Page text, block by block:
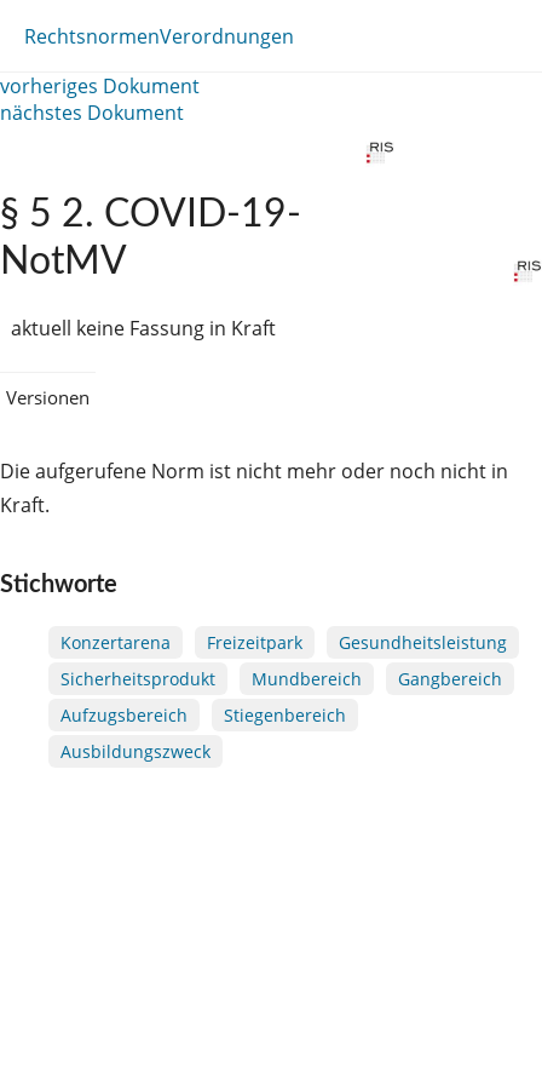
RechtsnormenVerordnungen
vorheriges Dokument
nächstes Dokument
§ 5 2. COVID-19-
NotMV
aktuell keine Fassung in Kraft
Versionen
Die aufgerufene Norm ist nicht mehr oder noch nicht in
Kraft.
Stichworte
Konzertarena Freizeitpark
Gesundheitsleistung
Sicherheitsprodukt
Mundbereich
Gangbereich
Aufzugsbereich
Stiegenbereich
Ausbildungszweck